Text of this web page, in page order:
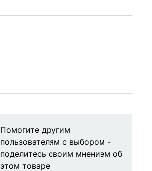
Помогите другим
пользователям с выбором -
поделитесь своим мнением об
этом товаре